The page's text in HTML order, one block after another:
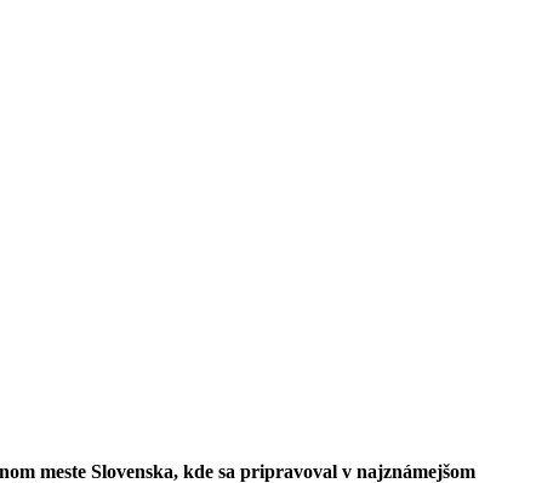
meste Slovenska, kde sa pripravoval v najznámejšom